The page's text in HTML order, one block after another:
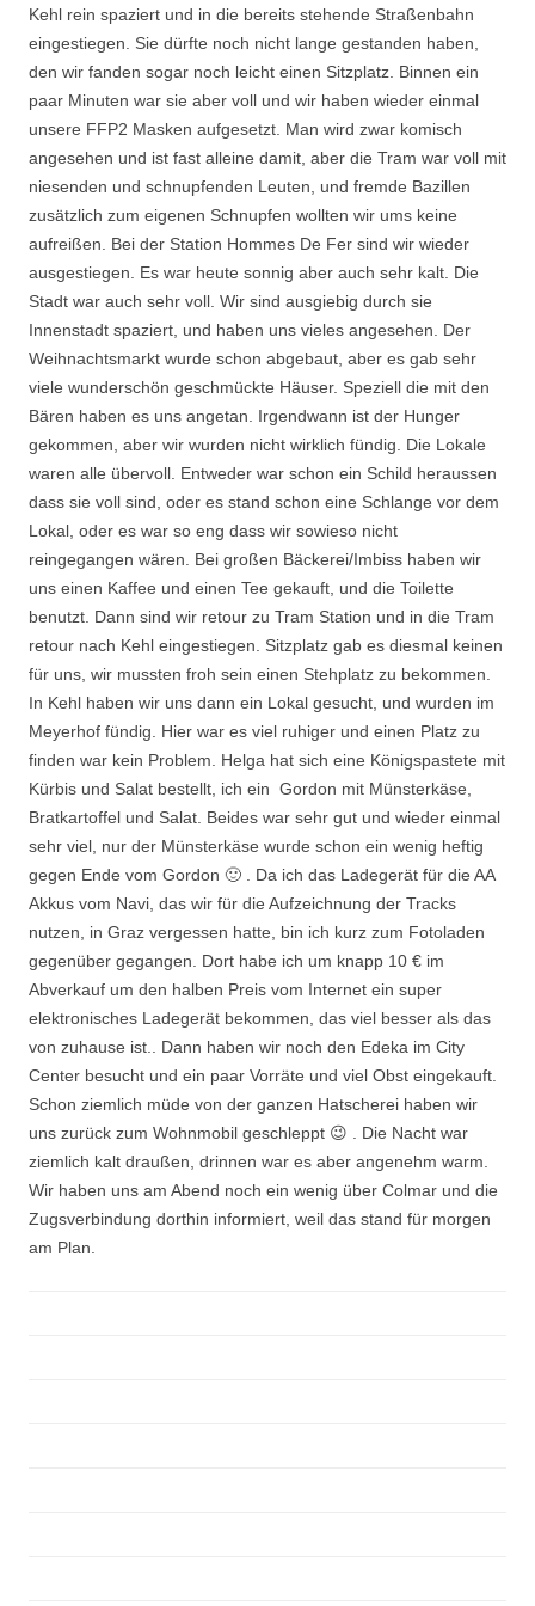
Kehl rein spaziert und in die bereits stehende Straßenbahn
eingestiegen. Sie dürfte noch nicht lange gestanden haben,
den wir fanden sogar noch leicht einen Sitzplatz. Binnen ein
paar Minuten war sie aber voll und wir haben wieder einmal
unsere FFP2 Masken aufgesetzt. Man wird zwar komisch
angesehen und ist fast alleine damit, aber die Tram war voll mit
niesenden und schnupfenden Leuten, und fremde Bazillen
zusätzlich zum eigenen Schnupfen wollten wir ums keine
aufreißen. Bei der Station Hommes De Fer sind wir wieder
ausgestiegen. Es war heute sonnig aber auch sehr kalt. Die
Stadt war auch sehr voll. Wir sind ausgiebig durch sie
Innenstadt spaziert, und haben uns vieles angesehen. Der
Weihnachtsmarkt wurde schon abgebaut, aber es gab sehr
viele wunderschön geschmückte Häuser. Speziell die mit den
Bären haben es uns angetan. Irgendwann ist der Hunger
gekommen, aber wir wurden nicht wirklich fündig. Die Lokale
waren alle übervoll. Entweder war schon ein Schild heraussen
dass sie voll sind, oder es stand schon eine Schlange vor dem
Lokal, oder es war so eng dass wir sowieso nicht
reingegangen wären. Bei großen Bäckerei/Imbiss haben wir
uns einen Kaffee und einen Tee gekauft, und die Toilette
benutzt. Dann sind wir retour zu Tram Station und in die Tram
retour nach Kehl eingestiegen. Sitzplatz gab es diesmal keinen
für uns, wir mussten froh sein einen Stehplatz zu bekommen.
In Kehl haben wir uns dann ein Lokal gesucht, und wurden im
Meyerhof fündig. Hier war es viel ruhiger und einen Platz zu
finden war kein Problem. Helga hat sich eine Königspastete mit
Kürbis und Salat bestellt, ich ein Gordon mit Münsterkäse,
Bratkartoffel und Salat. Beides war sehr gut und wieder einmal
sehr viel, nur der Münsterkäse wurde schon ein wenig heftig
gegen Ende vom Gordon 🙂 . Da ich das Ladegerät für die AA
Akkus vom Navi, das wir für die Aufzeichnung der Tracks
nutzen, in Graz vergessen hatte, bin ich kurz zum Fotoladen
gegenüber gegangen. Dort habe ich um knapp 10 € im
Abverkauf um den halben Preis vom Internet ein super
elektronisches Ladegerät bekommen, das viel besser als das
von zuhause ist.. Dann haben wir noch den Edeka im City
Center besucht und ein paar Vorräte und viel Obst eingekauft.
Schon ziemlich müde von der ganzen Hatscherei haben wir
uns zurück zum Wohnmobil geschleppt 😉 . Die Nacht war
ziemlich kalt draußen, drinnen war es aber angenehm warm.
Wir haben uns am Abend noch ein wenig über Colmar und die
Zugsverbindung dorthin informiert, weil das stand für morgen
am Plan.